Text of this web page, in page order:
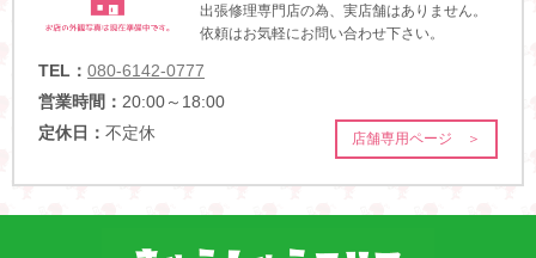
出張修理専門店の為、実店舗はありません。
依頼はお気軽にお問い合わせ下さい。
TEL： 080-6142-0777
営業時間： 20:00～18:00
定休日： 不定休 店舗専用ページ ＞